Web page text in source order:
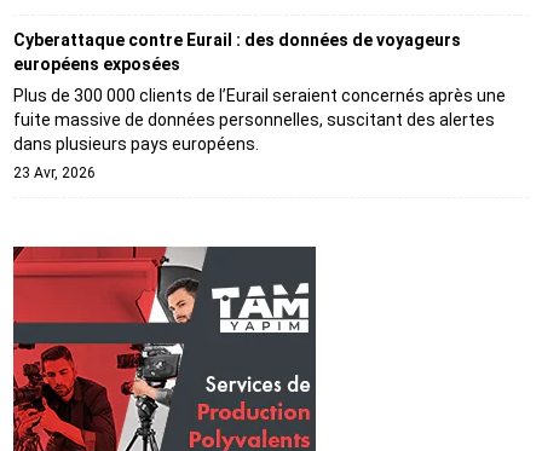
Cyberattaque contre Eurail : des données de voyageurs
européens exposées
Plus de 300 000 clients de l’Eurail seraient concernés après une
fuite massive de données personnelles, suscitant des alertes
dans plusieurs pays européens.
23 Avr, 2026